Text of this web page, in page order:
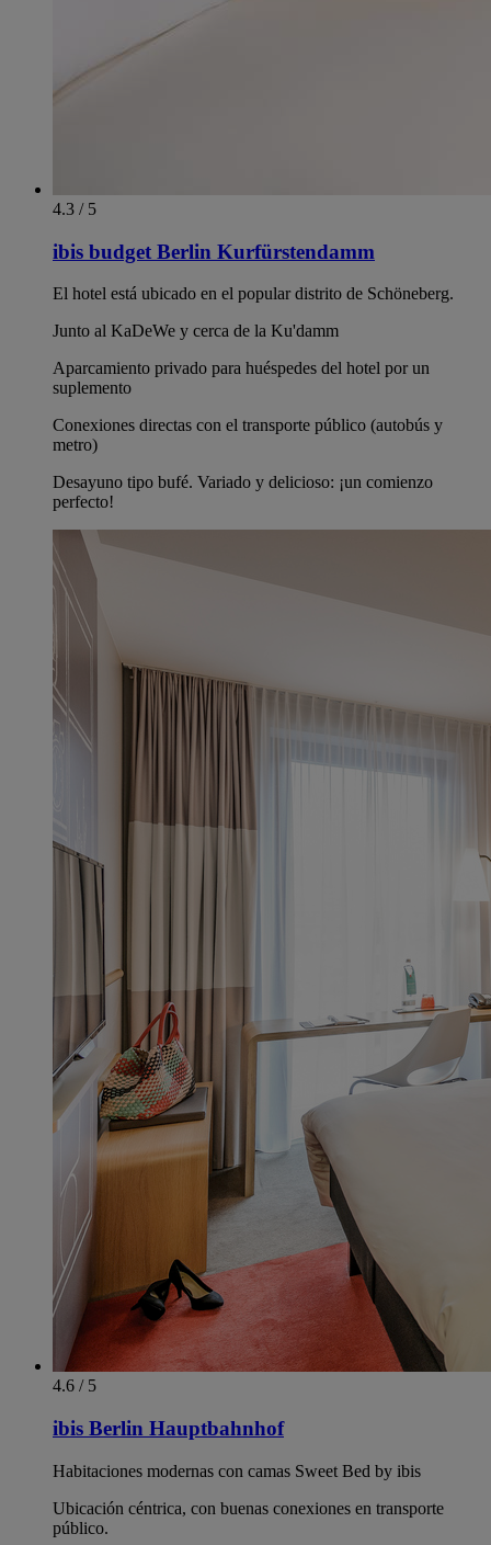
4.3 / 5
ibis budget Berlin Kurfürstendamm
El hotel está ubicado en el popular distrito de Schöneberg.
Junto al KaDeWe y cerca de la Ku'damm
Aparcamiento privado para huéspedes del hotel por un
suplemento
Conexiones directas con el transporte público (autobús y
metro)
Desayuno tipo bufé. Variado y delicioso: ¡un comienzo
perfecto!
4.6 / 5
ibis Berlin Hauptbahnhof
Habitaciones modernas con camas Sweet Bed by ibis
Ubicación céntrica, con buenas conexiones en transporte
público.